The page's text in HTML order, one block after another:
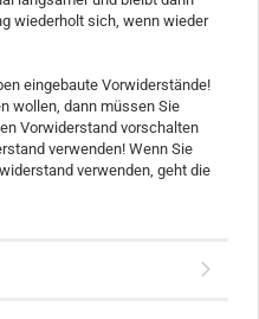
wiederholt sich, wenn wieder
eingebaute Vorwiderstände!
wollen, dann müssen Sie
Vorwiderstand vorschalten
verwenden! Wenn Sie
verwenden, geht die